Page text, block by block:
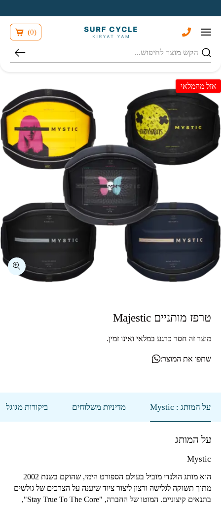
חיפוש
(
0
)
טרפז מותניים Majestic
מוצר זה חסר כרגע במלאי ואינו זמין.
שתפו את המוצר:
אזל מהמלאי
על המותג : Mystic מדיניות משלוחים ביקורות מגוגל
על המותג
Mystic
הוא מותג הולנדי מוביל בעולם הספורט הימי, שהוקם בשנת 2002
מתוך תשוקה לגלישה ורצון ליצור ציוד שיענה על הצרכים של גולשים
בתנאים קיצוניים. המוטו של החברה, "Stay True To The Core",